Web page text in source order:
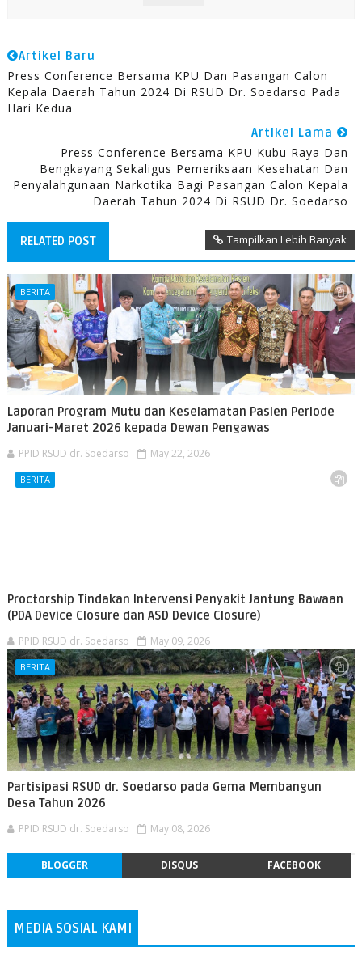
Artikel Baru
Press Conference Bersama KPU Dan Pasangan Calon
Kepala Daerah Tahun 2024 Di RSUD Dr. Soedarso Pada
Hari Kedua
Artikel Lama
Press Conference Bersama KPU Kubu Raya Dan
Bengkayang Sekaligus Pemeriksaan Kesehatan Dan
Penyalahgunaan Narkotika Bagi Pasangan Calon Kepala
Daerah Tahun 2024 Di RSUD Dr. Soedarso
RELATED POST Tampilkan Lebih Banyak
BERITA
Laporan Program Mutu dan Keselamatan Pasien Periode
Januari-Maret 2026 kepada Dewan Pengawas
PPID RSUD dr. Soedarso May 22, 2026
BERITA
Proctorship Tindakan Intervensi Penyakit Jantung Bawaan
(PDA Device Closure dan ASD Device Closure)
PPID RSUD dr. Soedarso May 09, 2026
BERITA
Partisipasi RSUD dr. Soedarso pada Gema Membangun
Desa Tahun 2026
PPID RSUD dr. Soedarso May 08, 2026
BLOGGER DISQUS FACEBOOK
MEDIA SOSIAL KAMI